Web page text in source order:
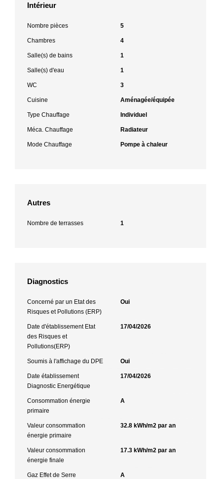
Intérieur
Nombre pièces 5
Chambres 4
Salle(s) de bains 1
Salle(s) d'eau 1
WC 3
Cuisine Aménagée/équipée
Type Chauffage Individuel
Méca. Chauffage Radiateur
Mode Chauffage Pompe à chaleur
Autres
Nombre de terrasses 1
Diagnostics
Concerné par un Etat des
Risques et Pollutions (ERP)
Oui
Date d'établissement Etat
des Risques et
Pollutions(ERP)
17/04/2026
Soumis à l'affichage du DPE Oui
Date établissement
Diagnostic Energétique
17/04/2026
Consommation énergie
primaire
A
Valeur consommation
énergie primaire
32.8 kWh/m2 par an
Valeur consommation
énergie finale
17.3 kWh/m2 par an
Gaz Effet de Serre A